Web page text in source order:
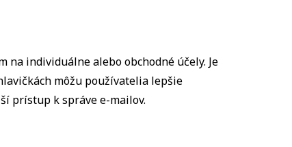
individuálne alebo obchodné účely. Je
môžu používatelia lepšie
prístup k správe e-mailov.